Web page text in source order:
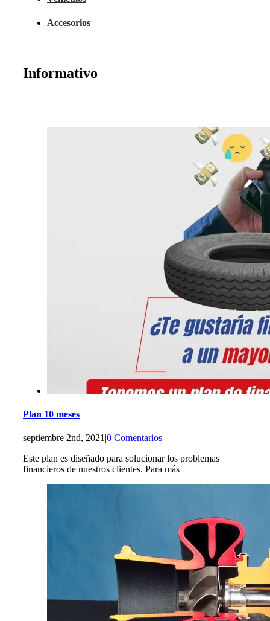
Accesorios
Informativo
Plan 10 meses
septiembre 2nd, 2021 |0 Comentarios
Este plan es diseñado para solucionar los problemas
financieros de nuestros clientes. Para más